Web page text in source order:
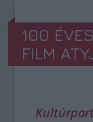
100
FILM